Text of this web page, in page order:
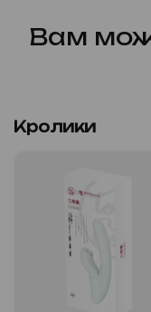
Вам
Кролики